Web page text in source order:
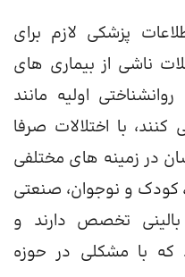
پزشکی لازم برای
ناشی از بیماری های
اولیه مانند
با اختلالات صرفا
در زمینه های مختلفی
کودک و نوجوان، صنعتی
تخصص دارند و
که با مشکلی در حوزه